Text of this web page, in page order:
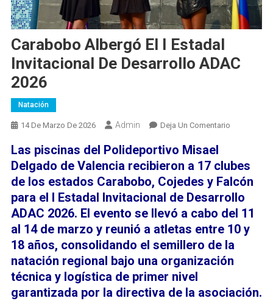
Carabobo Albergó El I Estadal
Invitacional De Desarrollo ADAC
2026
Natación
14 De Marzo De 2026 Admin Deja Un ComentarioEn
El
Estadal
Invitacional
De
Desarrollo
ADAC
2026
Las piscinas del Polideportivo Misael
Delgado de Valencia recibieron a 17 clubes
de los estados Carabobo, Cojedes y Falcón
para el I Estadal Invitacional de Desarrollo
ADAC 2026. El evento se llevó a cabo del 11
al 14 de marzo y reunió a atletas entre 10 y
18 años, consolidando el semillero de la
natación regional bajo una organización
técnica y logística de primer nivel
garantizada por la directiva de la asociación.